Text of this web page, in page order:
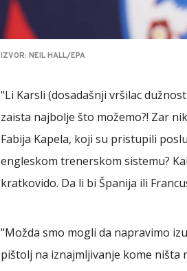
IZVOR: NEIL HALL/EPA
"Li Karsli (dosadašnji vršilac
zaista najbolje što možemo?! Zar
Fabija Kapela, koji su pristupili
engleskom trenerskom sistemu?
kratkovido. Da li bi Španija ili
"Možda smo mogli da napravimo
pištolj na iznajmljivanje kome ništa